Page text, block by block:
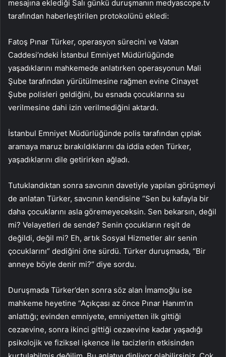
mesajına eklediği Salı günkü duruşmanın medyascope.tv
tarafından haberleştirilen protokolünü ekledi:
Fatoş Pınar Türker, operasyon sürecini ve Vatan
Caddesi’ndeki İstanbul Emniyet Müdürlüğünde
yaşadıklarını mahkemede anlatırken operasyonun Mali
Şube tarafından yürütülmesine rağmen evine Cinayet
Şube polisleri geldiğini, bu esnada çocuklarına su
verilmesine dahi izin verilmediğini aktardı.
İstanbul Emniyet Müdürlüğünde polis tarafından çıplak
aramaya maruz bırakıldıklarını da iddia eden Türker,
yaşadıklarını dile getirirken ağladı.
Tutuklandıktan sonra savcının davetiyle yapılan görüşmeyi
de anlatan Türker, savcının kendisine “Sen bu kafayla bir
daha çocuklarını asla göremeyeceksin. Sen bekarsın, değil
mi? Velayetleri de sende? Senin çocukların reşit de
değildi, değil mi? Eh, artık Sosyal Hizmetler alır senin
çocuklarını” dediğini öne sürdü. Türker duruşmada, “Bir
anneye böyle denir mi?” diye sordu.
Duruşmada Türker’den sonra söz alan İmamoğlu ise
mahkeme heyetine “Açıkçası az önce Pınar Hanım’ın
anlattığı; evinden emniyete, emniyetten ilk gittiği
cezaevine, sonra ikinci gittiği cezaevine kadar yaşadığı
psikolojik ve fiziksel işkence ile tacizlerin etkisinden